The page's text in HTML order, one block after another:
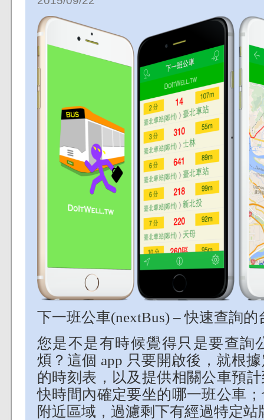
下一班公車(nextBus) – 快速查詢
您是不是有時候覺得只是要查詢
煩？這個 app 只要開啟後，就根
的時刻表，以及提供相關公車預
快時間內確定要坐的哪一班公車
附近區域，過濾剩下有經過特定站